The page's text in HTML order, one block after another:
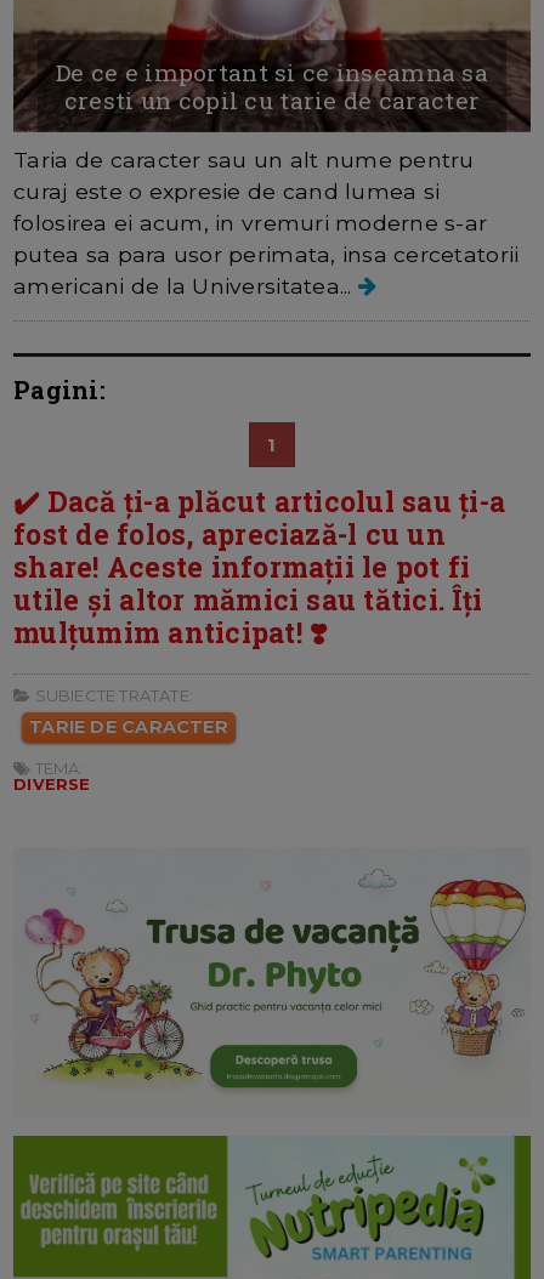
De ce e important si ce inseamna sa
cresti un copil cu tarie de caracter
Taria de caracter sau un alt nume pentru
curaj este o expresie de cand lumea si
folosirea ei acum, in vremuri moderne s-ar
putea sa para usor perimata, insa cercetatorii
americani de la Universitatea...
Pagini:
1
✔️ Dacă ți-a plăcut articolul sau ți-a
fost de folos, apreciază-l cu un
share! Aceste informații le pot fi
utile și altor mămici sau tătici. Îți
mulțumim anticipat! ❣️
SUBIECTE TRATATE:
TARIE DE CARACTER
TEMA:
DIVERSE